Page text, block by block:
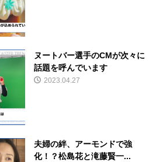
ヌートバー選手のCMが次々に
話題を呼んでいます
2023.04.27
夫婦の絆、アーモンドで強
化！？松島花と滝藤賢一...